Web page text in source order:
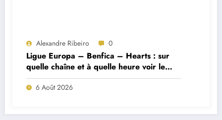
Alexandre Ribeiro 0
Ligue Europa – Benfica – Hearts : sur
quelle chaîne et à quelle heure voir le
match ?
6 Août 2026